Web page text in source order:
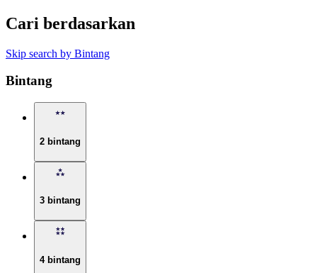
Cari berdasarkan
Skip search by Bintang
Bintang
2 bintang
3 bintang
4 bintang